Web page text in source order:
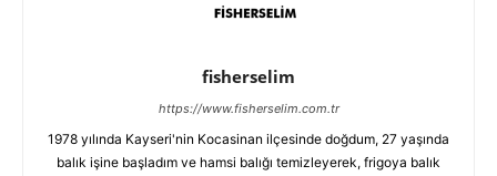
fisherselim
https://www.fisherselim.com.tr
1978 yılında Kayseri'nin Kocasinan ilçesinde doğdum, 27 yaşında
balık işine başladım ve hamsi balığı temizleyerek, frigoya balık